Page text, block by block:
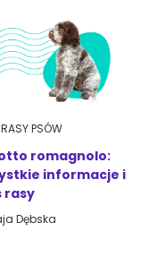
RASY PSÓW
romagnolo:
informacje i
rasy
Dębska